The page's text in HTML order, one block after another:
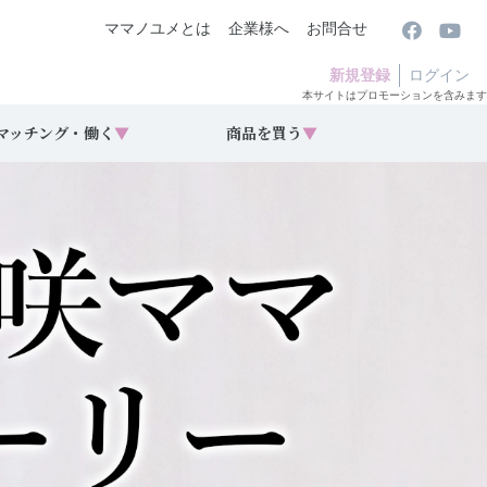
ママノユメとは 企業様へ お問合せ
新規登録 ログイン
本サイトはプロモーションを含みます
ッチング・働く ▼ 商品を買う ▼